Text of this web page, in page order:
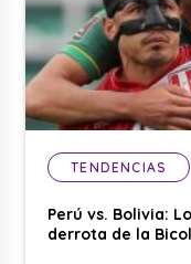
TENDENCIAS
Perú vs. Bolivia:
derrota de la